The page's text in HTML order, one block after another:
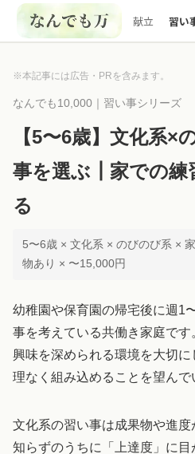
献立 習い
※本記事には広告・PRを含みます。
なんでも10,000｜習い事シリーズ
【5〜6歳】文化系×
事を選ぶ┃家での練
る
5〜6歳 × 文化系 × のびのび系 ×
物あり × 〜15,000円
幼稚園や保育園の帰宅後に週1
事を考えている共働き家庭で
興味を深められる環境を大切
理なく組み込めることを望んで
文化系の習い事は成果物や進
知らずのうちに「上達度」に